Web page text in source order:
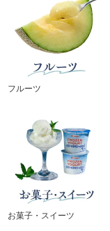
フルーツ
お菓子・スイーツ